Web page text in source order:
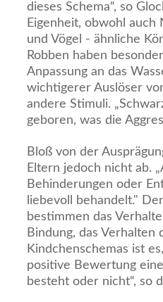
dieses Schema“, so
Eigenheit, obwohl
und Vögel - ähnliche
Robben haben
Anpassung an das
wichtigerer Auslöser
andere Stimuli.
geboren, was die
Bloß von der
Eltern jedoch nicht ab.
Behinderungen oder
liebevoll behandelt."
bestimmen das
Bindung, das Verhalten
Kindchenschemas ist
positive Bewertung
besteht oder nicht“, so